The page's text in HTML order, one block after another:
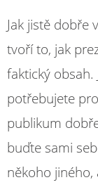
Jak jistě dobře
tvoří to, jak
faktický obsah.
potřebujete
publikum
buďte sami
někoho